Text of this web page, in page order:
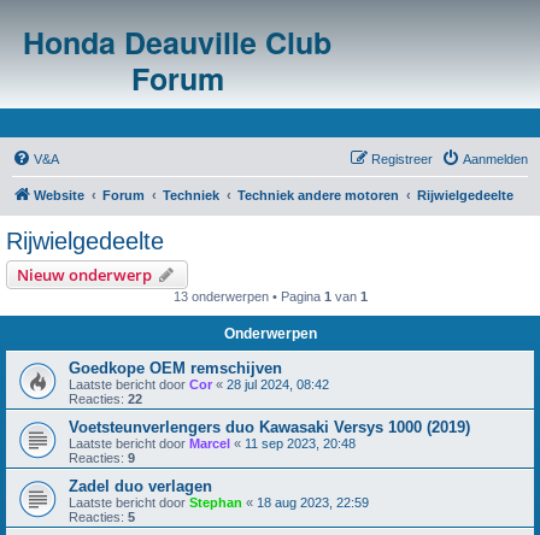
Honda Deauville Club
Forum
V&A Aanmelden
Registreer
Website Forum Techniek Techniek andere motoren Rijwielgedeelte
Rijwielgedeelte
Nieuw onderwerp
13 onderwerpen • Pagina 1 van 1
Onderwerpen
Goedkope OEM remschijven
Laatste bericht door Cor « 28 jul 2024, 08:42
Reacties: 22
Voetsteunverlengers duo Kawasaki Versys 1000 (2019)
Laatste bericht door Marcel « 11 sep 2023, 20:48
Reacties: 9
Zadel duo verlagen
Laatste bericht door Stephan « 18 aug 2023, 22:59
Reacties: 5